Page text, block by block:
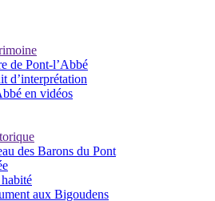
de Pont-l’Abbé
d’interprétation
en vidéos
des Barons du Pont
aux Bigoudens